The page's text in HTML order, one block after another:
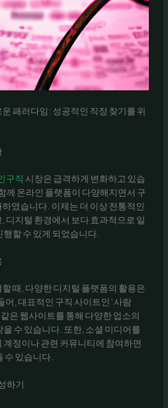
패러다임: 성공적인 직장 찾기를 위
구직 시장은 급격하게 변화하고 있습
께 온라인 플랫폼이 다양해지면서 구
였습니다. 이제는 더 이상 전통적인
디지털 환경에서 보다 효과적으로 일
할 수 있게 되었습니다.
때, 다양한 디지털 플랫폼의 활용은
어, 대표적인 구직 사이트인 ‘사람
같은 웹사이트를 통해 다양한 업소의
을 수 있습니다. 또한, 소셜 미디어를
계정이나 관련 커뮤니티에 참여하면
수 있습니다.
하기